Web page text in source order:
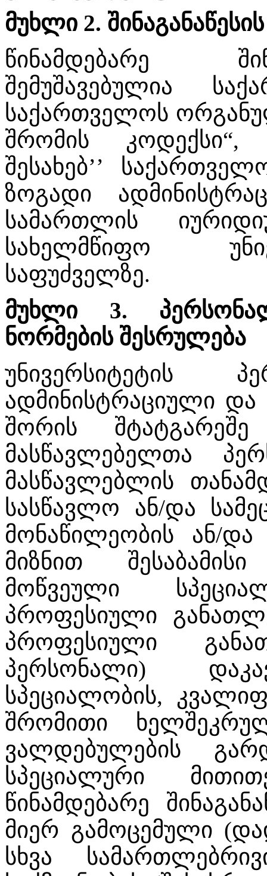
მუხლი 2.
წინამდებარე
შემუშავებულია
საქართველოს
შრომის კოდექსი“,
შესახებ’’
ზოგადი
სამართლის
სახელმწიფო
საფუძველზე.
მუხლი 3.
ნორმების შესრულება
უნივერსიტეტის
ადმინისტრაციული
შორის
მასწავლებელთა
მასწავლებლის
სასწავლო ან/და
მონაწილეობის ან/
მიზნით
მოწვეული
პროფესიული
პროფესიული
პერსონალი)
სპეციალობის,
შრომითი
ვალდებულების
სპეციალური
წინამდებარე
მიერ გამოცემული
სხვა